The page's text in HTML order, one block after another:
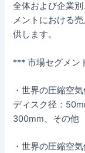
全体および企業
メントにおける
供します。
*** 市場セグメン
・世界の圧縮空
ディスク径：
300mm、その他
・世界の圧縮空